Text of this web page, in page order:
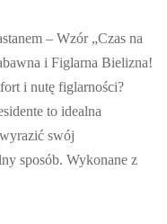
– Wzór „Czas na
i Figlarna Bielizna!
i nutę figlarności?
to idealna
swój
sposób. Wykonane z